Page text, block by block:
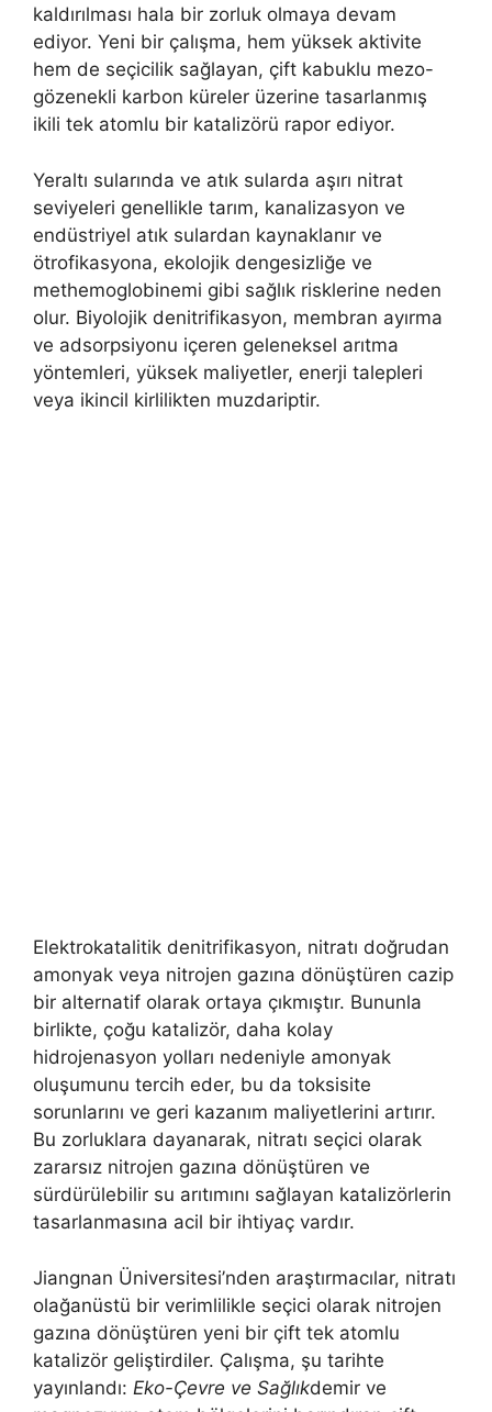
kaldırılması hala bir zorluk olmaya devam
ediyor. Yeni bir çalışma, hem yüksek aktivite
hem de seçicilik sağlayan, çift kabuklu mezo-
gözenekli karbon küreler üzerine tasarlanmış
ikili tek atomlu bir katalizörü rapor ediyor.
Yeraltı sularında ve atık sularda aşırı nitrat
seviyeleri genellikle tarım, kanalizasyon ve
endüstriyel atık sulardan kaynaklanır ve
ötrofikasyona, ekolojik dengesizliğe ve
methemoglobinemi gibi sağlık risklerine neden
olur. Biyolojik denitrifikasyon, membran ayırma
ve adsorpsiyonu içeren geleneksel arıtma
yöntemleri, yüksek maliyetler, enerji talepleri
veya ikincil kirlilikten muzdariptir.
Elektrokatalitik denitrifikasyon, nitratı doğrudan
amonyak veya nitrojen gazına dönüştüren cazip
bir alternatif olarak ortaya çıkmıştır. Bununla
birlikte, çoğu katalizör, daha kolay
hidrojenasyon yolları nedeniyle amonyak
oluşumunu tercih eder, bu da toksisite
sorunlarını ve geri kazanım maliyetlerini artırır.
Bu zorluklara dayanarak, nitratı seçici olarak
zararsız nitrojen gazına dönüştüren ve
sürdürülebilir su arıtımını sağlayan katalizörlerin
tasarlanmasına acil bir ihtiyaç vardır.
Jiangnan Üniversitesi’nden araştırmacılar, nitratı
olağanüstü bir verimlilikle seçici olarak nitrojen
gazına dönüştüren yeni bir çift tek atomlu
katalizör geliştirdiler. Çalışma, şu tarihte
yayınlandı: Eko-Çevre ve Sağlıkdemir ve